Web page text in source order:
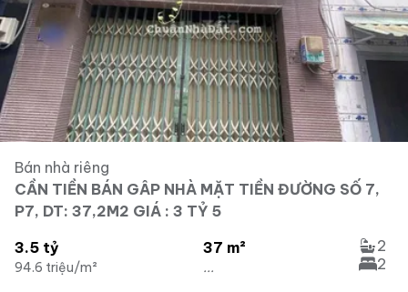
Bán nhà riêng
CẦN TIỀN BÁN GÂP NHÀ MẶT TIỀN ĐƯỜNG SỐ 7,
P7, DT: 37,2M2 GIÁ : 3 TỶ 5
3.5 tỷ
94.6 triệu/m²
37 m²
...
2
2